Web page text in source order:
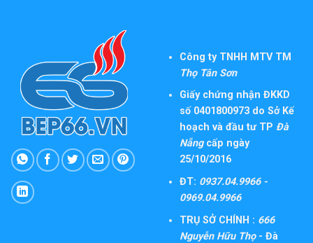
Công ty TNHH MTV TM
Thọ Tân Sơn
Giấy chứng nhận ĐKKD
số 0401800973 do Sở Kế
hoạch và đầu tư TP Đà
Nẵngcấp ngày
25/10/2016
ĐT: 0937.04.9966 -
0969.04.9966
TRỤ SỞ CHÍNH : 666
Nguyễn Hữu Thọ- Đà